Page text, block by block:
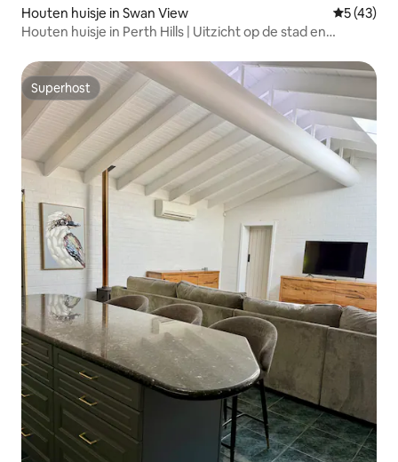
Houten huisje in Swan View
5 (43)
Houten huisje in Perth Hills | Uitzicht op de stad en
Superhost
Superhost